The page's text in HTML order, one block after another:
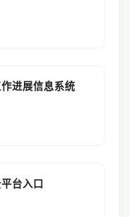
进展信息系统
台入口